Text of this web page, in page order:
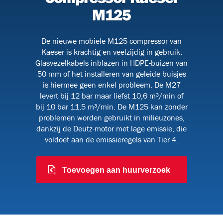
M125
De nieuwe mobiele M125 compressor van
Kaeser is krachtig en veelzijdig in gebruik.
Glasvezelkabels inblazen in HDPE-buizen van
50 mm of het installeren van geleide buisjes
is hiermee geen enkel probleem. De M27
levert bij 12 bar maar liefst 10,6 m³/min of
bij 10 bar 11,5 m³/min. De M125 kan zonder
problemen worden gebruikt in milieuzones,
dankzij de Deutz-motor met lage emissie, die
voldoet aan de emissieregels van Tier 4.
Toevoegen aan huurverzoek